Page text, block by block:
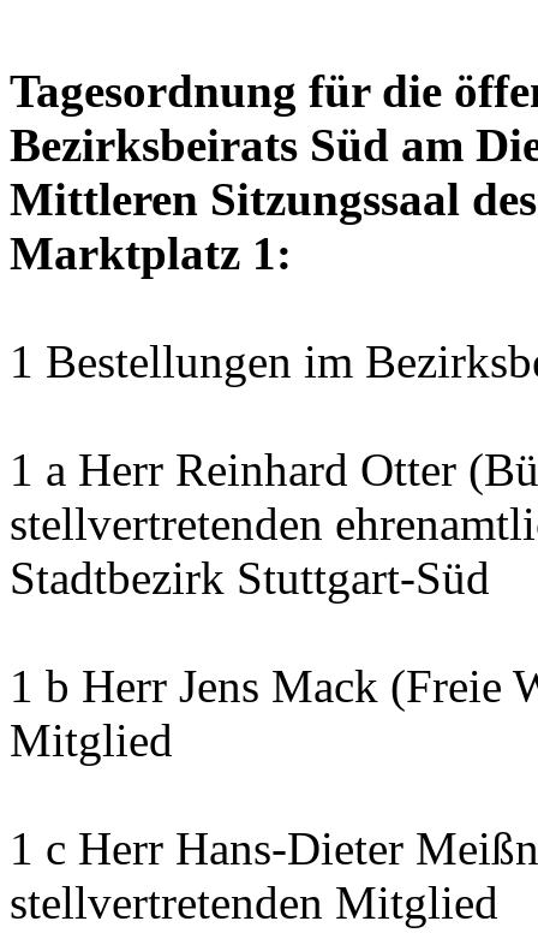
Tagesordnung für die
Bezirksbeirats Süd am
Mittleren Sitzungssaal
Marktplatz 1:
1 Bestellungen im
1 a Herr Reinhard Otter
stellvertretenden
Stadtbezirk Stuttgart-Süd
1 b Herr Jens Mack (Freie
Mitglied
1 c Herr Hans-Dieter
stellvertretenden Mitglied